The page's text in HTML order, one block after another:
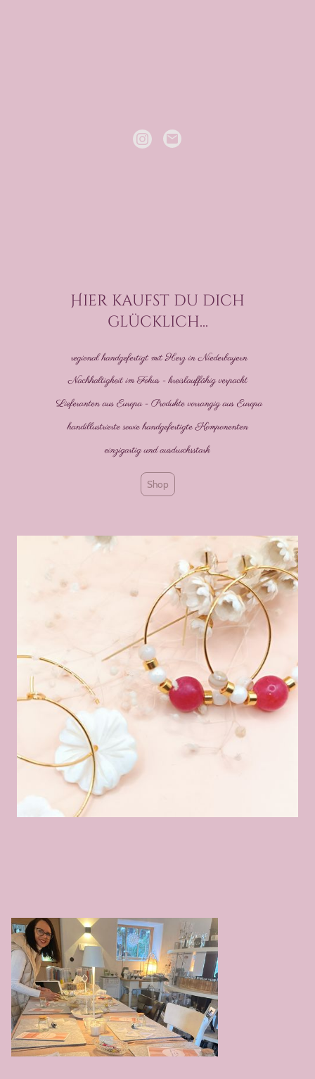
Hier kaufst du dich
glücklich...
regional handgefertigt mit Herz in Niederbayern
Nachhaltigkeit im Fokus - kreislauffähig verpackt
Lieferanten aus Europa - Produkte vorrangig aus Europa
handillustrierte sowie handgefertigte Komponenten
einzigartig und ausdrucksstark
Shop